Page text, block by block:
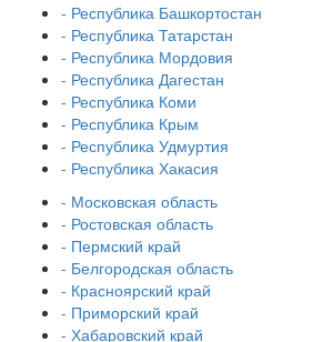
- Республика Башкортостан
- Республика Татарстан
- Республика Мордовия
- Республика Дагестан
- Республика Коми
- Республика Крым
- Республика Удмуртия
- Республика Хакасия
- Московская область
- Ростовская область
- Пермский край
- Белгородская область
- Красноярский край
- Приморский край
- Хабаровский край